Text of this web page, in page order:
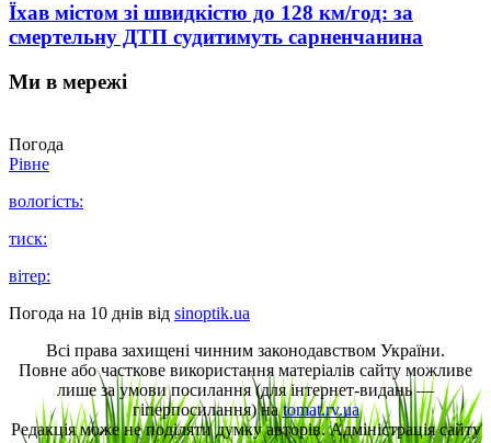
Їхав містом зі швидкістю до 128 км/год: за
смертельну ДТП судитимуть сарненчанина
Ми в мережі
Погода
Рівне
вологість:
тиск:
вітер:
Погода на 10 днів від sinoptik.ua
Всі права захищені чинним законодавством України.
Повне або часткове використання матеріалів сайту можливе
лише за умови посилання (для інтернет-видань —
гіперпосилання) наtomat.rv.ua
Редакція може не поділяти думку авторів. Адміністрація сайту